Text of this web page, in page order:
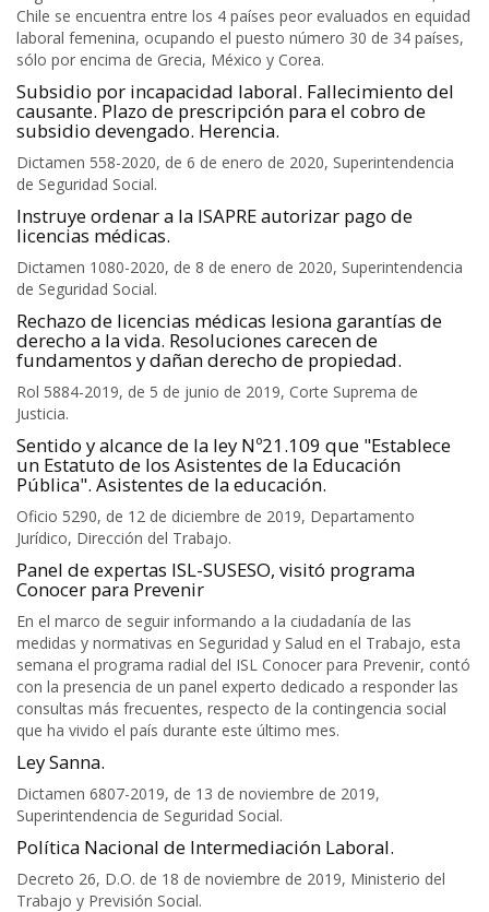
Chile se encuentra entre los 4 países peor evaluados en equidad
laboral femenina, ocupando el puesto número 30 de 34 países,
sólo por encima de Grecia, México y Corea.
Subsidio por incapacidad laboral. Fallecimiento del
causante. Plazo de prescripción para el cobro de
subsidio devengado. Herencia.
Dictamen 558-2020, de 6 de enero de 2020, Superintendencia
de Seguridad Social.
Instruye ordenar a la ISAPRE autorizar pago de
licencias médicas.
Dictamen 1080-2020, de 8 de enero de 2020, Superintendencia
de Seguridad Social.
Rechazo de licencias médicas lesiona garantías de
derecho a la vida. Resoluciones carecen de
fundamentos y dañan derecho de propiedad.
Rol 5884-2019, de 5 de junio de 2019, Corte Suprema de
Justicia.
Sentido y alcance de la ley Nº21.109 que "Establece
un Estatuto de los Asistentes de la Educación
Pública". Asistentes de la educación.
Oficio 5290, de 12 de diciembre de 2019, Departamento
Jurídico, Dirección del Trabajo.
Panel de expertas ISL-SUSESO, visitó programa
Conocer para Prevenir
En el marco de seguir informando a la ciudadanía de las
medidas y normativas en Seguridad y Salud en el Trabajo, esta
semana el programa radial del ISL Conocer para Prevenir, contó
con la presencia de un panel experto dedicado a responder las
consultas más frecuentes, respecto de la contingencia social
que ha vivido el país durante este último mes.
Ley Sanna.
Dictamen 6807-2019, de 13 de noviembre de 2019,
Superintendencia de Seguridad Social.
Política Nacional de Intermediación Laboral.
Decreto 26, D.O. de 18 de noviembre de 2019, Ministerio del
Trabajo y Previsión Social.